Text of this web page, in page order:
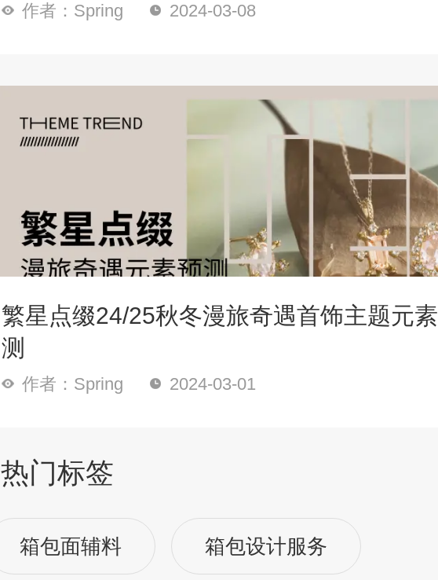
作者：Spring 2024-03-08
繁星点缀24/25秋冬漫旅奇遇首饰主题元
测
作者：Spring 2024-03-01
热门标签
箱包面辅料 箱包设计服务